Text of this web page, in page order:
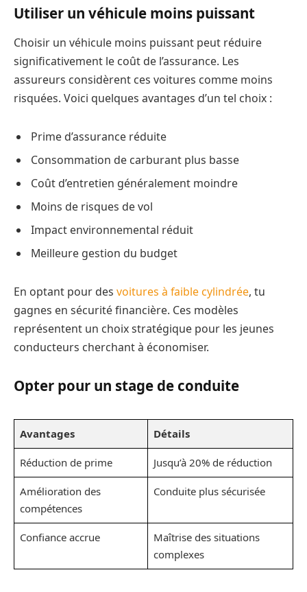
Utiliser un véhicule moins puissant
Choisir un véhicule moins puissant peut réduire
significativement le coût de l’assurance. Les
assureurs considèrent ces voitures comme moins
risquées. Voici quelques avantages d’un tel choix :
Prime d’assurance réduite
Consommation de carburant plus basse
Coût d’entretien généralement moindre
Moins de risques de vol
Impact environnemental réduit
Meilleure gestion du budget
En optant pour des voitures à faible cylindrée, tu
gagnes en sécurité financière. Ces modèles
représentent un choix stratégique pour les jeunes
conducteurs cherchant à économiser.
Opter pour un stage de conduite
Avantages Détails
Réduction de prime Jusqu’à 20% de réduction
Amélioration des
compétences
Conduite plus sécurisée
Confiance accrue
Maîtrise des situations
complexes